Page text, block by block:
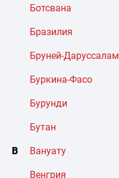
Ботсвана
Бразилия
Бруней-Даруссалам
Буркина-Фасо
Бурунди
Бутан
В Вануату
Венгрия